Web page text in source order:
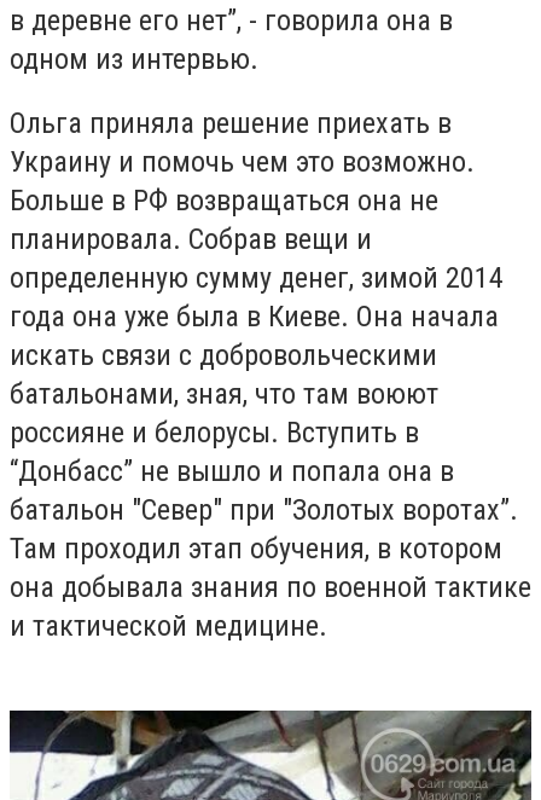
в деревне его нет”, - говорила она в
одном из интервью.
Ольга приняла решение приехать в
Украину и помочь чем это возможно.
Больше в РФ возвращаться она не
планировала. Собрав вещи и
определенную сумму денег, зимой 2014
года она уже была в Киеве. Она начала
искать связи с добровольческими
батальонами, зная, что там воюют
россияне и белорусы. Вступить в
“Донбасс” не вышло и попала она в
батальон "Север" при "Золотых воротах”.
Там проходил этап обучения, в котором
она добывала знания по военной тактике
и тактической медицине.